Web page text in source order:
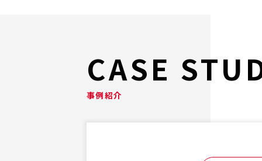
CASE
事例紹介